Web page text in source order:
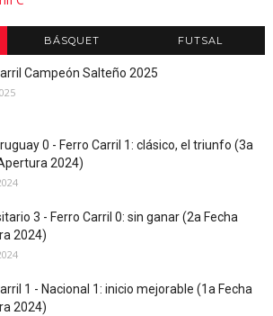
BÁSQUET FUTSAL
Campeón Salteño 2025
0 - Ferro Carril 1: clásico, el triunfo (3a
2024)
3 - Ferro Carril 0: sin ganar (2a Fecha
2024)
1 - Nacional 1: inicio mejorable (1a Fecha
2024)